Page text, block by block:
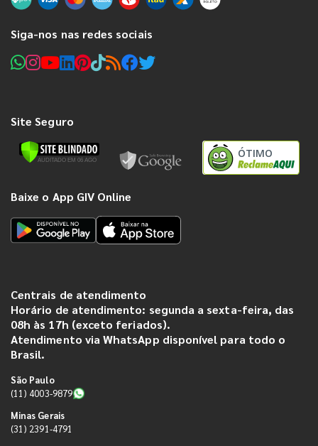
Siga-nos nas redes sociais
Site Seguro
ÓTIMO
Baixe o App GIV Online
Centrais de atendimento
Horário de atendimento: segunda a sexta-feira, das
08h às 17h (exceto feriados).
Atendimento via WhatsApp disponível para todo o
Brasil.
São Paulo
(11) 4003-9879
Minas Gerais
(31) 2391-4791